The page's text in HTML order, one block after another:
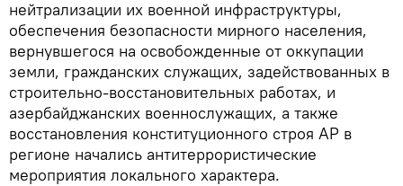
нейтрализации их военной инфраструктуры,
обеспечения безопасности мирного населения,
вернувшегося на освобожденные от оккупации
земли, гражданских служащих, задействованных в
строительно-восстановительных работах, и
азербайджанских военнослужащих, а также
восстановления конституционного строя АР в
регионе начались антитеррористические
мероприятия локального характера.